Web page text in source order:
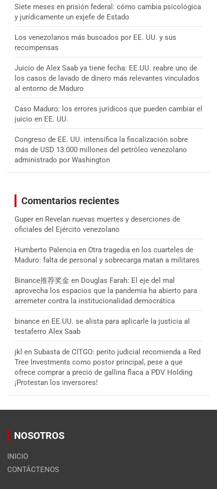
Siete meses en prisión federal: cómo cambia psicológica
y jurídicamente un exjefe de Estado
Los venezolanos más buscados por EE. UU. y sus
recompensas
Juicio de Alex Saab ya tiene fecha: EE.UU. reabre uno de
los casos de lavado de dinero más relevantes vinculados
al entorno de Maduro
Caso Maduro: los errores jurídicos que pueden cambiar el
juicio en EE. UU.
Congreso de EE. UU. intensifica la fiscalización sobre
más de USD 13.000 millones del petróleo venezolano
administrado por Washington
Comentarios recientes
Guper en Revelan nuevas muertes y deserciones de
oficiales del Ejército venezolano
Humberto Palencia en Otra tragedia en los cuarteles de
Maduro: falta de personal y sobrecarga matan a militares
Binance推荐奖金 en Douglas Farah: El eje del mal
aprovecha los espacios que la pandemia ha abierto para
arremeter contra la institucionalidad democrática
binance en EE.UU. se alista para aplicarle la justicia al
testaferro Alex Saab
jkl en Subasta de CITGO: perito judicial recomienda a Red
Tree Investments como postor principal, pese a que
ofrece comprar a precio de gallina flaca a PDV Holding
¡Protestan los inversores!
NOSOTROS
INICIO
CONTÁCTENOS